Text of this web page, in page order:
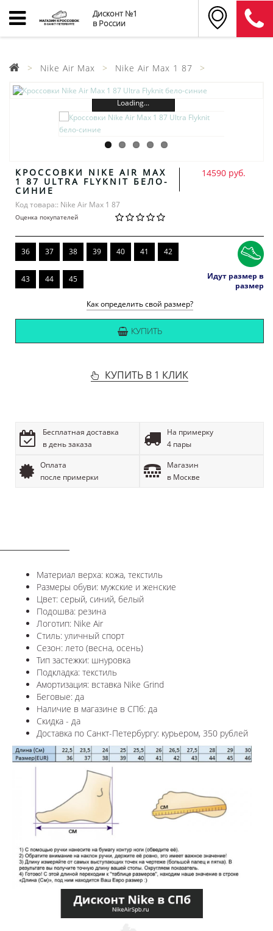
Дисконт №1
в России
Nike Air Max Nike Air Max 1 87
Loading...
КРОССОВКИ NIKE AIR MAX
1 87 ULTRA FLYKNIT БЕЛО-
СИНИЕ
Код товара:: Nike Air Max 1 87
Оценка покупателей
14590 руб.
36 37 38 39 40 41 42
43 44 45
Идут размер в
размер
Как определить свой размер?
КУПИТЬ
КУПИТЬ В 1 КЛИК
Бесплатная доставка
в день заказа
На примерку
4 пары
Оплата
после примерки
Магазин
в Москве
Материал верха: кожа, текстиль
Размеры обуви: мужские и женские
Цвет: серый, синий, белый
Подошва: резина
Логотип: Nike Air
Стиль: уличный спорт
Сезон: лето (весна, осень)
Тип застежки: шнуровка
Подкладка: текстиль
Амортизация: вставка Nike Grind
Беговые: да
Наличие в магазине в СПб: да
Скидка - да
Доставка по Санкт-Петербургу: курьером, 350 рублей